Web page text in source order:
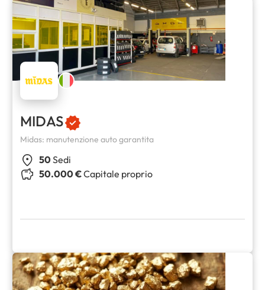
MIDAS
Midas: manutenzione auto garantita
50 Sedi
50.000 €Capitale proprio